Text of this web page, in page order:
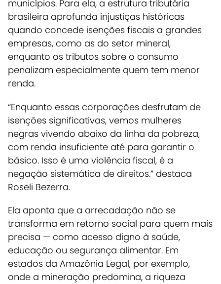
municípios. Para ela, a estrutura tributária
brasileira aprofunda injustiças históricas
quando concede isenções fiscais a grandes
empresas, como as do setor mineral,
enquanto os tributos sobre o consumo
penalizam especialmente quem tem menor
renda.
“Enquanto essas corporações desfrutam de
isenções significativas, vemos mulheres
negras vivendo abaixo da linha da pobreza,
com renda insuficiente até para garantir o
básico. Isso é uma violência fiscal, é a
negação sistemática de direitos.” destaca
Roseli Bezerra.
Ela aponta que a arrecadação não se
transforma em retorno social para quem mais
precisa — como acesso digno à saúde,
educação ou segurança alimentar. Em
estados da Amazônia Legal, por exemplo,
onde a mineração predomina, a riqueza